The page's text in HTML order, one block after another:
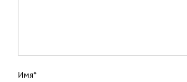
Имя*